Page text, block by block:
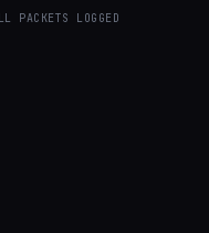
PACKETS LOGGED